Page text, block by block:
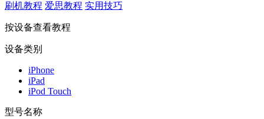
刷机教程 爱思教程 实用技巧
按设备查看教程
设备类别
iPhone
iPad
iPod Touch
型号名称